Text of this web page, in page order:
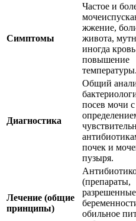
Симптомы
Частое и
жжение,
живота,
иногда
повышение
температуры.
Диагностика
Общий
посев мочи с
почек и
пузыря.
Лечение (общие
принципы)
(препараты,
обильное